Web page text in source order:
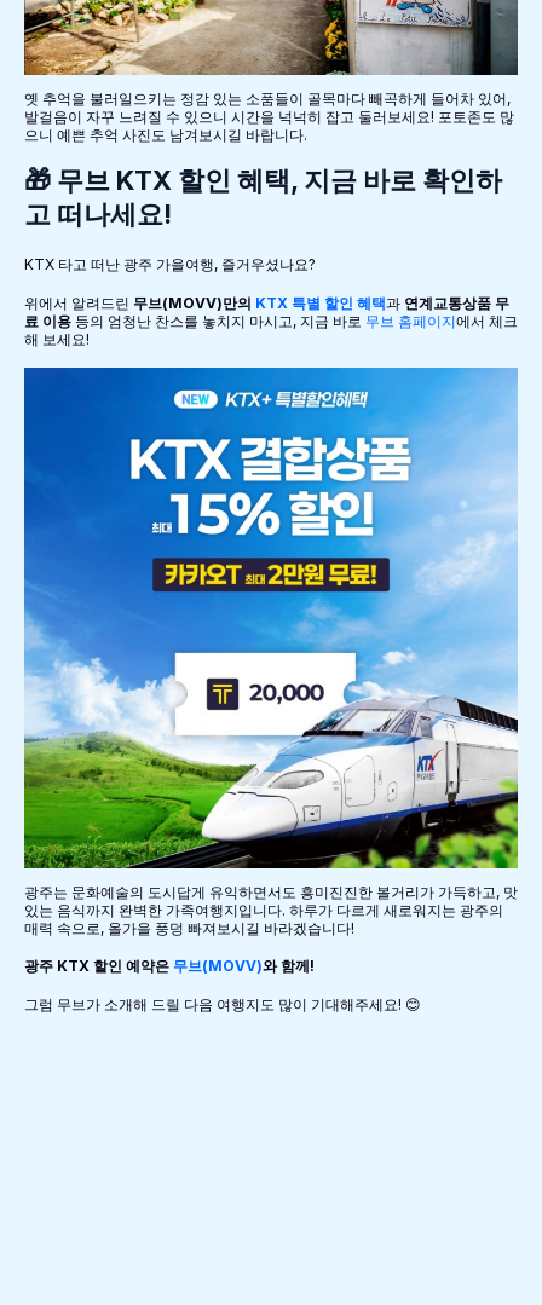
옛 추억을 불러일으키는 정감 있는 소품들이 골목마다 빼곡하게 들어차 있어,
발걸음이 자꾸 느려질 수 있으니 시간을 넉넉히 잡고 둘러보세요! 포토존도 많
으니 예쁜 추억 사진도 남겨보시길 바랍니다.
🎁 무브 KTX 할인 혜택, 지금 바로 확인하
고 떠나세요!
KTX 타고 떠난 광주 가을여행, 즐거우셨나요?
위에서 알려드린 무브(MOVV)만의 KTX 특별 할인 혜택과 연계교통상품 무
료 이용 등의 엄청난 찬스를 놓치지 마시고, 지금 바로 무브 홈페이지에서 체크
해 보세요!
광주는 문화예술의 도시답게 유익하면서도 흥미진진한 볼거리가 가득하고, 맛
있는 음식까지 완벽한 가족여행지입니다. 하루가 다르게 새로워지는 광주의
매력 속으로, 올가을 풍덩 빠져보시길 바라겠습니다!
광주 KTX 할인 예약은 무브(MOVV)와 함께!
그럼 무브가 소개해 드릴 다음 여행지도 많이 기대해주세요! 😊